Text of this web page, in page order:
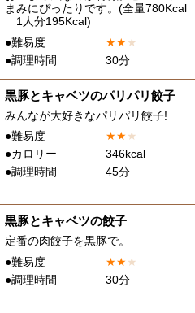
まみにぴったりです。(全量780Kcal
1人分195Kcal)
●難易度
★★★
●調理時間
30分
黒豚とキャベツのパリパリ餃子
みんなが大好きなパリパリ餃子!
●難易度
★★★
●カロリー
346kcal
●調理時間
45分
黒豚とキャベツの餃子
定番の肉餃子を黒豚で。
●難易度
★★★
●調理時間
30分